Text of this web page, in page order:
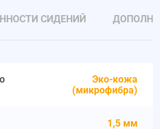
СИДЕНИЙ
Эко-кожа
(микрофибра)
1,5 мм